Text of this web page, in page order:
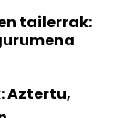
tailerrak:
Aztertu,